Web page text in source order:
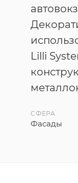
Lilli
СФЕРА
Фасады